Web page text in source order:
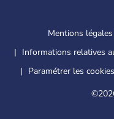
Mentions légales
Informations relatives
Paramétrer les cookies
©